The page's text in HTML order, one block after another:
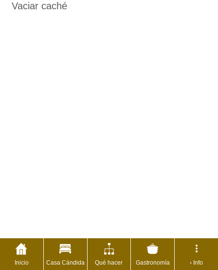
Vaciar caché
Inicio Casa Cándida Qué hacer Gastronomía › Info